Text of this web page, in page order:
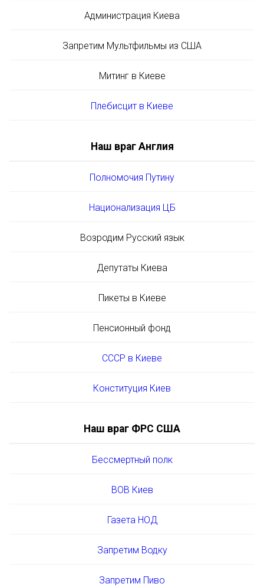
Администрация Киева
Запретим Мультфильмы из США
Митинг в Киеве
Плебисцит в Киеве
Наш враг Англия
Полномочия Путину
Национализация ЦБ
Возродим Русский язык
Депутаты Киева
Пикеты в Киеве
Пенсионный фонд
СССР в Киеве
Конституция Киев
Наш враг ФРС США
Бессмертный полк
ВОВ Киев
Газета НОД
Запретим Водку
Запретим Пиво